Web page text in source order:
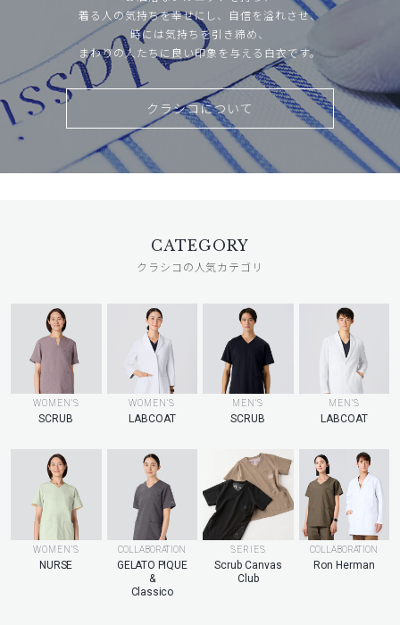
着る人の気持ちを幸せにし、自信を溢れさせ、
時には気持ちを引き締め、
まわりの人たちに良い印象を与える白衣です。
クラシコについて
CATEGORY
クラシコの人気カテゴリ
WOMEN’S
SCRUB
WOMEN’S
LABCOAT
MEN’S
SCRUB
MEN’S
LABCOAT
WOMEN’S
NURSE
COLLABORATION
GELATO PIQUE
&
Classico
SERIES
Scrub Canvas
Club
COLLABORATION
Ron Herman